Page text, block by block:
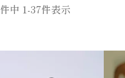
件中 1-37件表示